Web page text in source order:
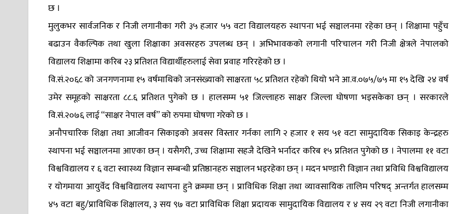
छ ।
मुलुकभर सार्वजनिक र निजी लगानीका गरी ३५ हजार ५५ वटा विद्यालयहरु स्थापना भई सञ्चालनमा रहेका छन् । शिक्षामा पहुँच
बढाउन वैकल्पिक तथा खुला शिक्षाका अवसरहरु उपलब्ध छन् । अभिभावकको लगानी परिचालन गरी निजी क्षेत्रले नेपालको
विद्यालय शिक्षामा करिब २३ प्रतिशत विद्यार्थीहरुलाई सेवा प्रवाह गरिरहेको छ ।
वि.सं.२०६८ को जनगणनामा १५ वर्षमाथिको जनसंख्याको साक्षरता ५८ प्रतिशत रहेको थियो भने आ.व.०७५/७५ मा १५ देखि २४ वर्ष
उमेर समूहको साक्षरता ८८.६ प्रतिशत पुगेको छ । हालसम्म ५१ जिल्लाहरु साक्षर जिल्ला घोषणा भइसकेका छन् । सरकारले
वि.सं.२०७६ लाई “साक्षर नेपाल वर्ष” को रुपमा घोषणा गरेको छ ।
अनौपचारिक शिक्षा तथा आजीवन सिकाइको अवसर विस्तार गर्नका लागि २ हजार १ सय ५१ वटा सामुदायिक सिकाइ केन्द्रहरु
स्थापना भई सञ्चालनमा आएका छन् । यसैगरी, उच्च शिक्षामा सहजै देखिने भर्नादर करिब १५ प्रतिशत पुगेको छ । नेपालमा ११ वटा
विश्वविद्यालय र ६ वटा स्वास्थ्य विज्ञान सम्बन्धी प्रतिष्ठानहरु सञ्चालन भइरहेका छन् । मदन भण्डारी विज्ञान तथा प्रविधि विश्वविद्यालय
र योगमाया आयुर्वेद विश्वविद्यालय स्थापना हुने क्रममा छन् । प्राविधिक शिक्षा तथा व्यावसायिक तालिम परिषद् अन्तर्गत हालसम्म
४५ वटा बहु/प्राविधिक शिक्षालय, ३ सय ९७ वटा प्राविधिक शिक्षा प्रदायक सामुदायिक विद्यालय र ४ सय २९ वटा निजी लगानीका